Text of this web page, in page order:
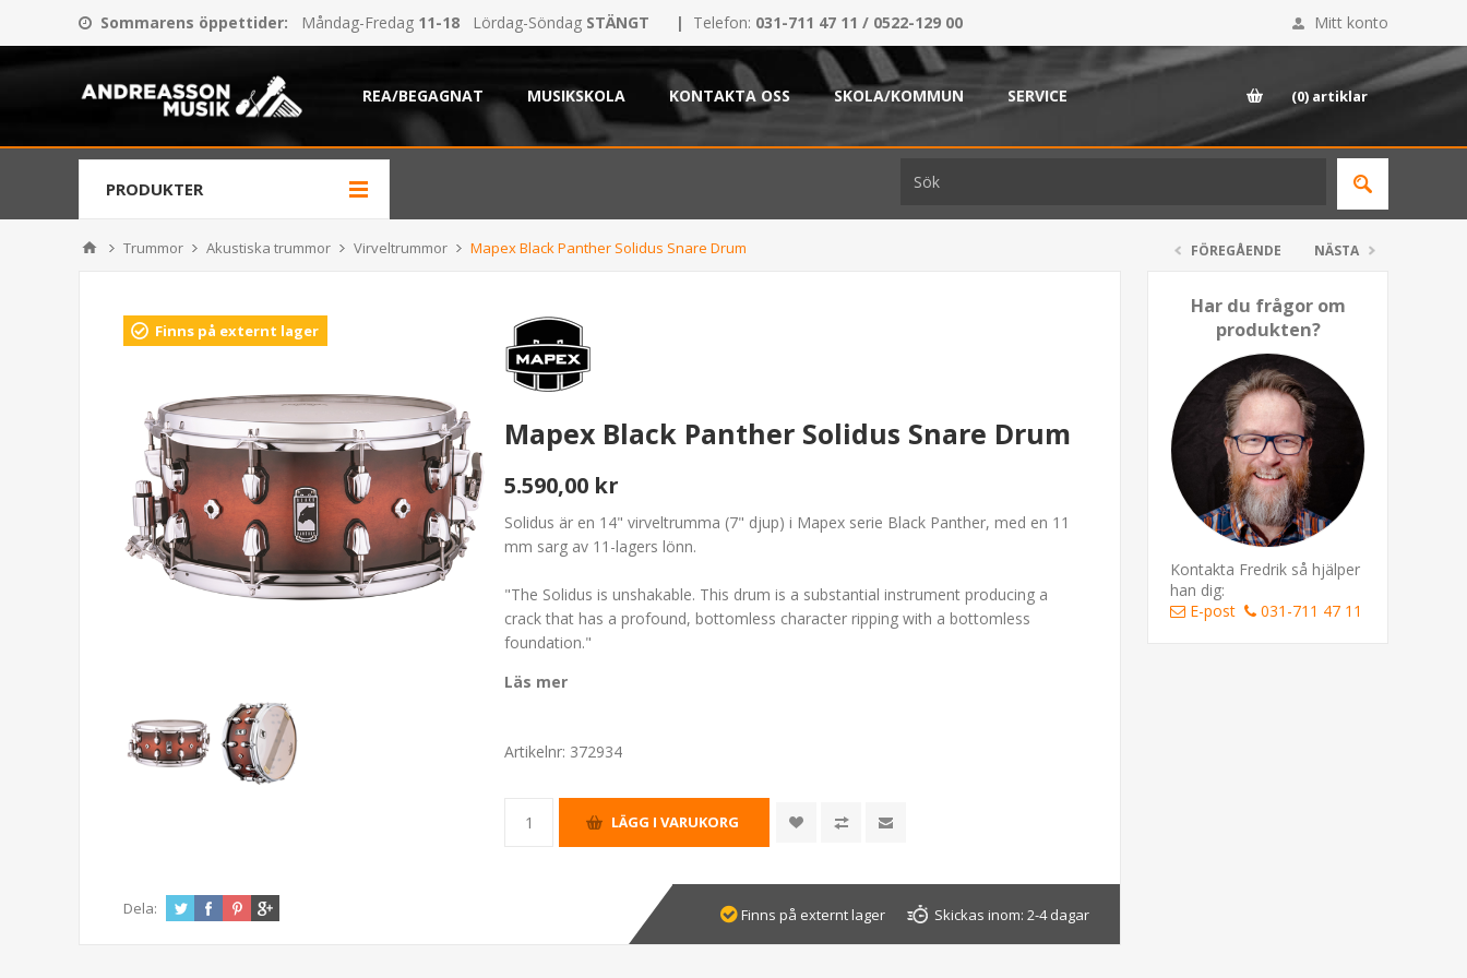
Sommarens öppettider: Måndag-Fredag 11-18 Lördag-Söndag STÄNGT | Telefon: 031-711 47 11 / 0522-129 00 Mitt konto
REA/BEGAGNAT MUSIKSKOLA KONTAKTA OSS SKOLA/KOMMUN SERVICE (0) artiklar
PRODUKTER
Trummor Akustiska trummor Virveltrummor Mapex Black Panther Solidus Snare Drum FÖREGÅENDE NÄSTA
Har du frågor om
produkten?
Kontakta Fredrik så hjälper
han dig:
E-post
031-711 47 11
Finns på externt lager
Mapex Black Panther Solidus Snare Drum
5.590,00 kr
Solidus är en 14" virveltrumma (7" djup) i Mapex serie Black Panther, med en 11
mm sarg av 11-lagers lönn.
"The Solidus is unshakable. This drum is a substantial instrument producing a
crack that has a profound, bottomless character ripping with a bottomless
foundation."
Läs mer
Artikelnr: 372934
Dela: Finns på externt lager Skickas inom: 2-4 dagar